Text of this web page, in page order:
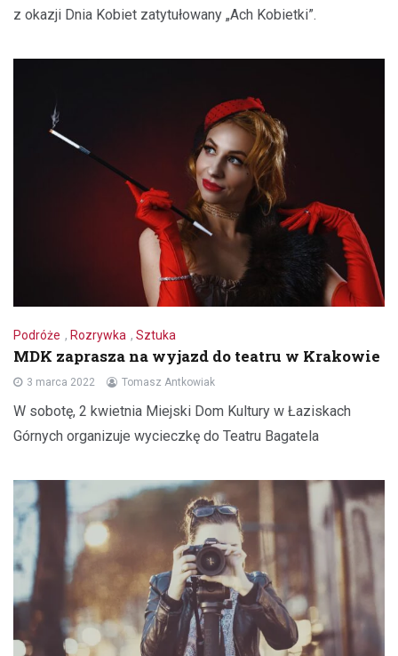
z okazji Dnia Kobiet zatytułowany „Ach Kobietki”.
Podróże , Rozrywka , Sztuka
MDK zaprasza na wyjazd do teatru w Krakowie
3 marca 2022 Tomasz Antkowiak
W sobotę, 2 kwietnia Miejski Dom Kultury w Łaziskach
Górnych organizuje wycieczkę do Teatru Bagatela